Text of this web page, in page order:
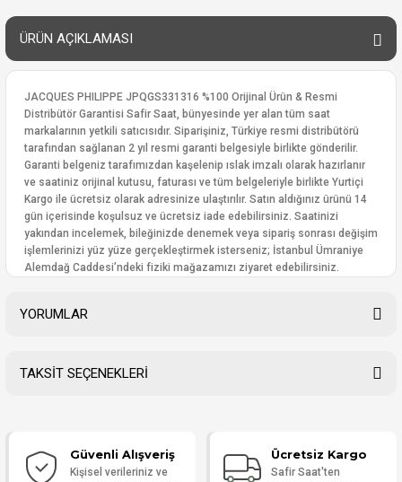
ÜRÜN AÇIKLAMASI
JACQUES PHILIPPE JPQGS331316 %100 Orijinal Ürün & Resmi
Distribütör Garantisi Safir Saat, bünyesinde yer alan tüm saat
markalarının yetkili satıcısıdır. Siparişiniz, Türkiye resmi distribütörü
tarafından sağlanan 2 yıl resmi garanti belgesiyle birlikte gönderilir.
Garanti belgeniz tarafımızdan kaşelenip ıslak imzalı olarak hazırlanır
ve saatiniz orijinal kutusu, faturası ve tüm belgeleriyle birlikte Yurtiçi
Kargo ile ücretsiz olarak adresinize ulaştırılır. Satın aldığınız ürünü 14
gün içerisinde koşulsuz ve ücretsiz iade edebilirsiniz. Saatinizi
yakından incelemek, bileğinizde denemek veya sipariş sonrası değişim
işlemlerinizi yüz yüze gerçekleştirmek isterseniz; İstanbul Ümraniye
Alemdağ Caddesi’ndeki fiziki mağazamızı ziyaret edebilirsiniz.
YORUMLAR
Yorum Yaz
TAKSİT SEÇENEKLERİ
Güvenli Alışveriş
Kişisel verileriniz ve
Ücretsiz Kargo
Safir Saat'ten